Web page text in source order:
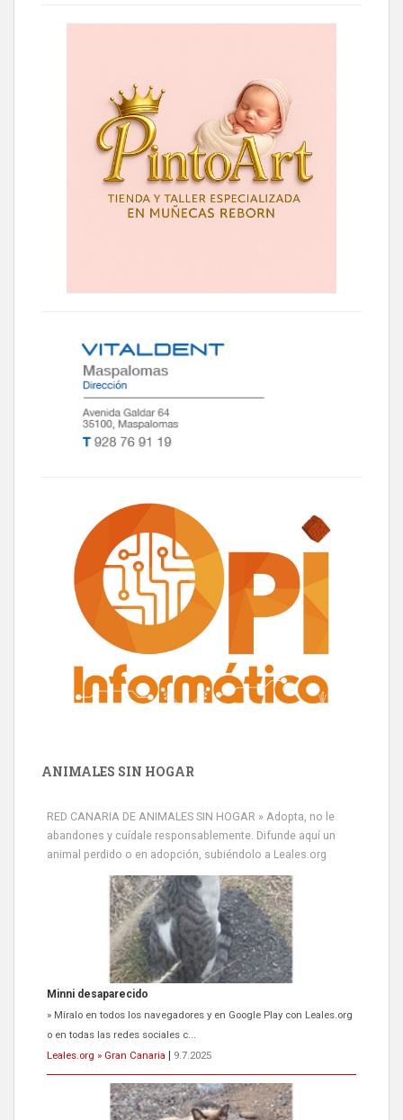
ANIMALES SIN HOGAR
RED CANARIA DE ANIMALES SIN HOGAR » Adopta, no le
abandones y cuídale responsablemente. Difunde aquí un
animal perdido o en adopción, subiéndolo a Leales.org
Minni desaparecido
» Míralo en todos los navegadores y en Google Play con Leales.org
o en todas las redes sociales c...
Leales.org » Gran Canaria | 9.7.2025